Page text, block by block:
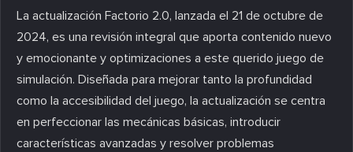
La actualización Factorio 2.0, lanzada el 21 de octubre de
2024, es una revisión integral que aporta contenido nuevo
y emocionante y optimizaciones a este querido juego de
simulación. Diseñada para mejorar tanto la profundidad
como la accesibilidad del juego, la actualización se centra
en perfeccionar las mecánicas básicas, introducir
características avanzadas y resolver problemas